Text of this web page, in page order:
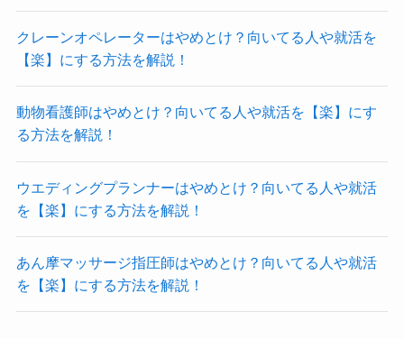
クレーンオペレーターはやめとけ？向いてる人や就活を
【楽】にする方法を解説！
動物看護師はやめとけ？向いてる人や就活を【楽】にす
る方法を解説！
ウエディングプランナーはやめとけ？向いてる人や就活
を【楽】にする方法を解説！
あん摩マッサージ指圧師はやめとけ？向いてる人や就活
を【楽】にする方法を解説！